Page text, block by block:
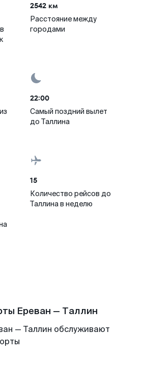
2542 км
Расстояние между
городами
22:00
Самый поздний вылет
до Таллина
15
Количество рейсов до
Таллина в неделю
Ереван — Таллин
— Таллин обслуживают